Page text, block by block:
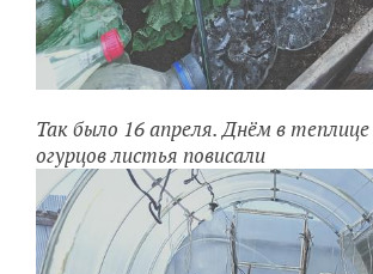
Так было 16 апреля. Днём в
огурцов листья повисали